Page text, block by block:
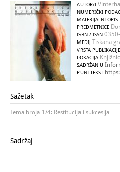
AUTOR/I
NUMERIČKI
MATERIJALNI OPIS
PREDMETNICE
ISBN / ISSN
MEDIJ Tiskana
VRSTA PUBLIKACIJE
LOKACIJA
SADRŽAN U
PUNI TEKST
Sažetak
Tema broja 1/4: Restitucija i sukcesija
Sadržaj